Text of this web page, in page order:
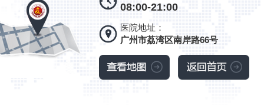
08:00-21:00
医院地址：
广州市荔湾区南岸路66号